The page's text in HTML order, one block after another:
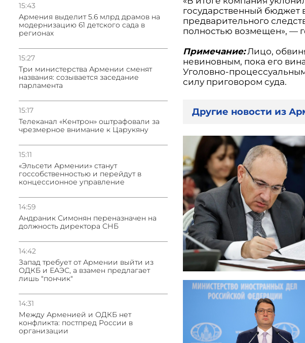
15:43
Армения выделит 5.6 млрд драмов на
модернизацию 61 детского сада в
регионах
15:27
Три министерства Армении сменят
названия: созывается заседание
парламента
15:17
Телеканал «Кентрон» оштрафовали за
чрезмерное внимание к Царукяну
15:11
«Эльсети Армении» станут
госсобственностью и перейдут в
концессионное управление
14:59
Андраник Симонян переназначен на
должность директора СНБ
14:42
Запад требует от Армении выйти из
ОДКБ и ЕАЭС, а взамен предлагает
лишь "пончик"
14:31
Между Арменией и ОДКБ нет
конфликта: постпред России в
организации
государственный бюджет
предварительного
полностью возмещен», —
Примечание:Лицо,
невиновным, пока его
Уголовно-
силу приговором суда.
Другие новости из